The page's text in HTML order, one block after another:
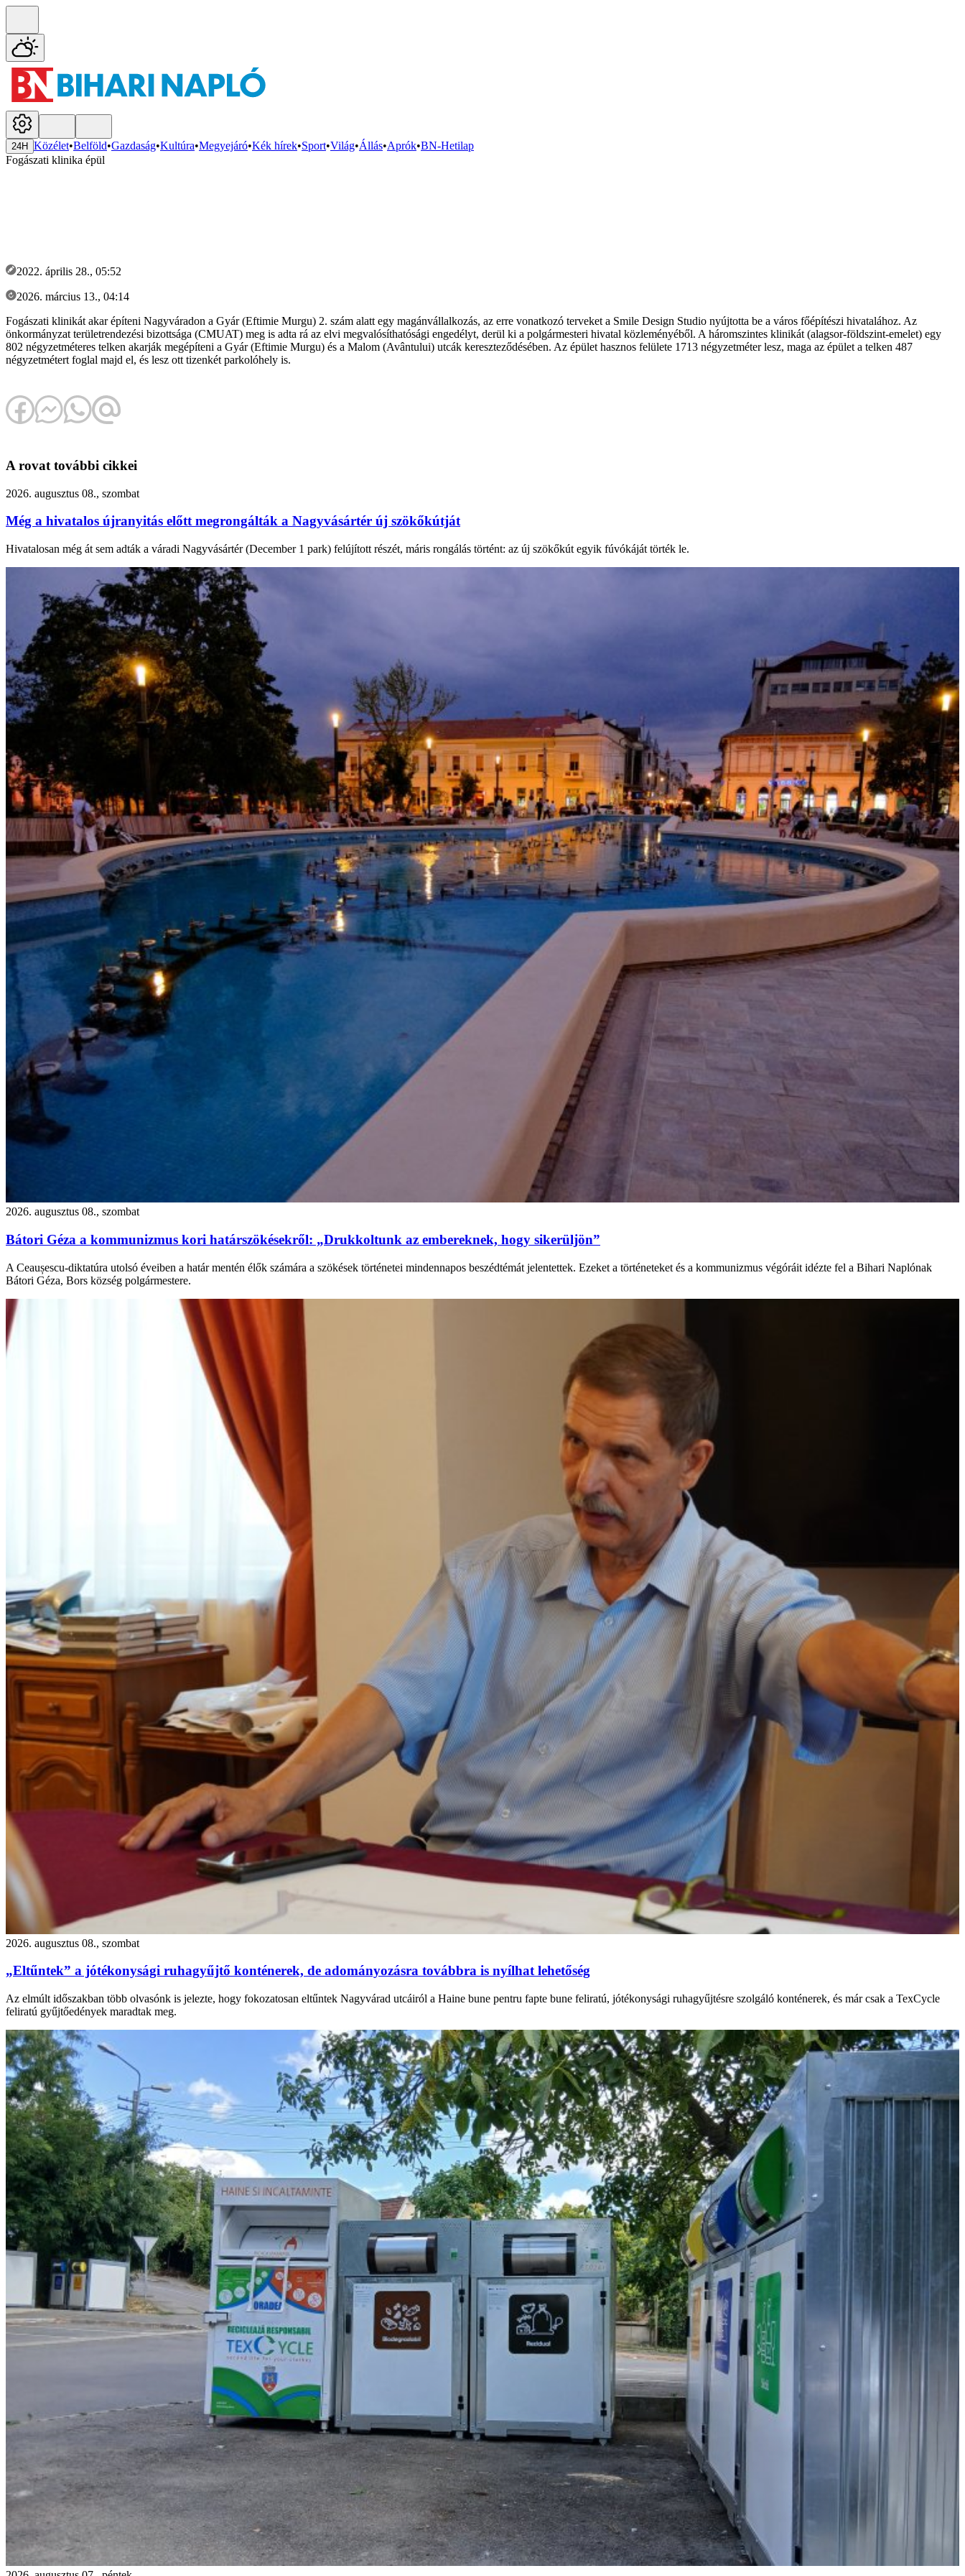
24H Közélet•Belföld•Gazdaság•Kultúra•Megyejáró•Kék hírek•Sport•Világ•Állás•Aprók•BN-Hetilap
Fogászati klinika épül
2022. április 28., 05:52
2026. március 13., 04:14
Fogászati klinikát akar építeni Nagyváradon a Gyár (Eftimie Murgu) 2. szám alatt egy magánvállalkozás, az erre vonatkozó terveket a Smile Design Studio nyújtotta be a város főépítészi hivatalához. Az
önkormányzat területrendezési bizottsága (CMUAT) meg is adta rá az elvi megvalósíthatósági engedélyt, derül ki a polgármesteri hivatal közleményéből. A háromszintes klinikát (alagsor-földszint-emelet) egy
802 négyzetméteres telken akarják megépíteni a Gyár (Eftimie Murgu) és a Malom (Avântului) utcák kereszteződésében. Az épület hasznos felülete 1713 négyzetméter lesz, maga az épület a telken 487
négyzetmétert foglal majd el, és lesz ott tizenkét parkolóhely is.
A rovat további cikkei
2026. augusztus 08., szombat
Még a hivatalos újranyitás előtt megrongálták a Nagyvásártér új szökőkútját
Hivatalosan még át sem adták a váradi Nagyvásártér (December 1 park) felújított részét, máris rongálás történt: az új szökőkút egyik fúvókáját törték le.
2026. augusztus 08., szombat
Bátori Géza a kommunizmus kori határszökésekről: „Drukkoltunk az embereknek, hogy sikerüljön”
A Ceaușescu-diktatúra utolsó éveiben a határ mentén élők számára a szökések történetei mindennapos beszédtémát jelentettek. Ezeket a történeteket és a kommunizmus végóráit idézte fel a Bihari Naplónak
Bátori Géza, Bors község polgármestere.
2026. augusztus 08., szombat
„Eltűntek” a jótékonysági ruhagyűjtő konténerek, de adományozásra továbbra is nyílhat lehetőség
Az elmúlt időszakban több olvasónk is jelezte, hogy fokozatosan eltűntek Nagyvárad utcáiról a Haine bune pentru fapte bune feliratú, jótékonysági ruhagyűjtésre szolgáló konténerek, és már csak a TexCycle
feliratú gyűjtőedények maradtak meg.